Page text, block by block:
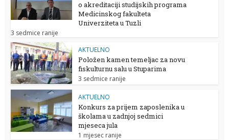
o akreditaciji studijskih programa
Medicinskog fakulteta
Univerziteta u Tuzli
3 sedmice ranije
AKTUELNO
Položen kamen temeljac za novu
fiskulturnu salu u Stuparima
3 sedmice ranije
AKTUELNO
Konkurs za prijem zaposlenika u
školama u zadnjoj sedmici
mjeseca jula
1 mjesec ranije